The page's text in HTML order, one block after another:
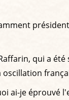
qui a
oscillation
ai-je éprouvé